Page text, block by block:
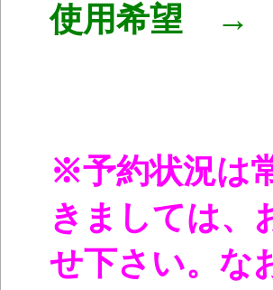
使用希望 → 5
※予約状況は
きましては、
せ下さい。な